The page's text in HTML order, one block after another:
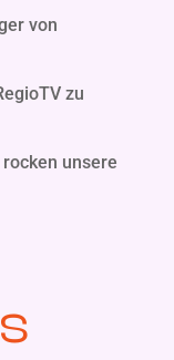
von
zu
unsere